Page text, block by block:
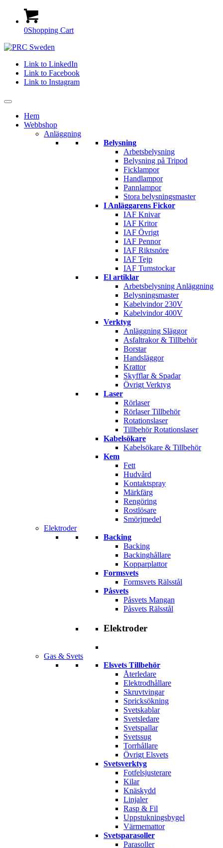
0Shopping Cart
Link to LinkedIn
Link to Facebook
Link to Instagram
Hem
Webbshop
Anläggning
Belysning
Arbetsbelysning
Belysning på Tripod
Ficklampor
Handlampor
Pannlampor
Stora belysningsmaster
I Anläggarens Fickor
IAF Knivar
IAF Kritor
IAF Övrigt
IAF Pennor
IAF Riktsnöre
IAF Tejp
IAF Tumstockar
El artiklar
Arbetsbelysning Anläggning
Belysningsmaster
Kabelvindor 230V
Kabelvindor 400V
Verktyg
Anläggning Släggor
Asfaltrakor & Tillbehör
Borstar
Handsläggor
Krattor
Skyfflar & Spadar
Övrigt Verktyg
Laser
Rörlaser
Rörlaser Tillbehör
Rotationslaser
Tillbehör Rotationslaser
Kabelsökare
Kabelsökare & Tillbehör
Kem
Fett
Hudvård
Kontaktspray
Märkfärg
Rengöring
Rostlösare
Smörjmedel
Elektroder
Backing
Backing
Backinghållare
Kopparplattor
Formsvets
Formsvets Rälsstål
Påsvets
Påsvets Mangan
Påsvets Rälsstål
Elektroder
Gas & Svets
Elsvets Tillbehör
Återledare
Elektrodhållare
Skruvtvingar
Spricksökning
Svetskablar
Svetsledare
Svetspallar
Svetssug
Torrhållare
Övrigt Elsvets
Svetsverktyg
Fotfelsjusterare
Kilar
Knäskydd
Linjaler
Rasp & Fil
Uppstukningsbygel
Värmemattor
Svetsparasoller
Parasoller